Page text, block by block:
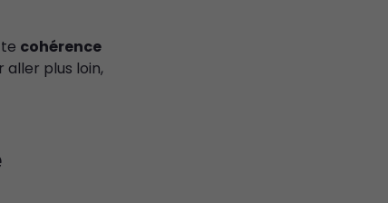
cohérence
aller plus loin,